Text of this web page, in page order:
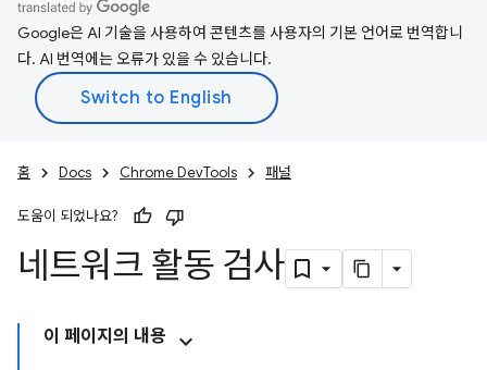
Google은 AI 기술을 사용하여 콘텐츠를 사용자의 기본 언어로 번역합니
다. AI 번역에는 오류가 있을 수 있습니다.
홈 Docs Chrome DevTools 패널
도움이 되었나요?
네트워크 활동 검사
이 페이지의 내용